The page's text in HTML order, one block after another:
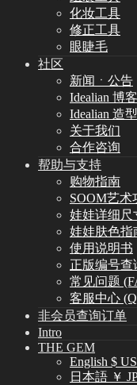
化妆工具
修正工具
眼睫毛
社区
新闻ㆍ公告
Idealian 博客
Idealian 造
关于我们
合作咨询
帮助与支持
购物指南
SOOM艺术
娃娃详细尺
娃娃肤色指
使用说明书
正版编号查
常见问题
客服中心
非会员查询订单
Intro
THE GEM
English $
日本語 ￥